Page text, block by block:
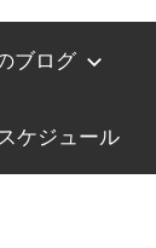
ブログ
ケジュール